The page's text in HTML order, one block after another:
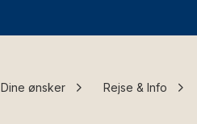
Dine ønsker Rejse & Info